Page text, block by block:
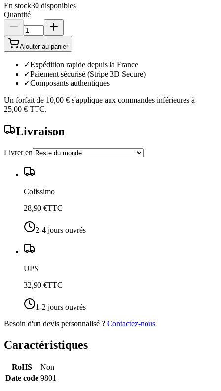
En stock30 disponibles
Quantité
Ajouter au panier
✓Expédition rapide depuis la France
✓Paiement sécurisé (Stripe 3D Secure)
✓Composants authentiques
Un forfait de 10,00 € s'applique aux commandes inférieures à
25,00 € TTC.
Livraison
Livrer en
Colissimo
28,90 €TTC
2-4 jours ouvrés
UPS
32,90 €TTC
1-2 jours ouvrés
Besoin d'un devis personnalisé ? Contactez-nous
Caractéristiques
RoHS
Non
Date code 9801